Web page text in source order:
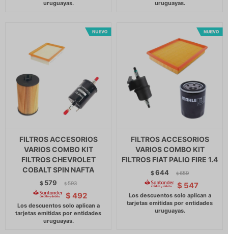
FILTROS ACCESORIOS
VARIOS COMBO KIT
FILTROS CHEVROLET
COBALT SPIN NAFTA
$ 579 $ 593
$ 492
FILTROS ACCESORIOS
VARIOS COMBO KIT
FILTROS FIAT PALIO FIRE 1.4
$644 $ 659
$ 547